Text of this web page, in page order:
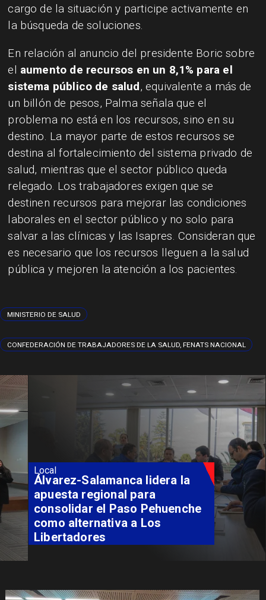
cargo de la situación y participe activamente en
la búsqueda de soluciones.
En relación al anuncio del presidente Boric sobre
el aumento de recursos en un 8,1% para el
sistema público de salud, equivalente a más de
un billón de pesos, Palma señala que el
problema no está en los recursos, sino en su
destino. La mayor parte de estos recursos se
destina al fortalecimiento del sistema privado de
salud, mientras que el sector público queda
relegado. Los trabajadores exigen que se
destinen recursos para mejorar las condiciones
laborales en el sector público y no solo para
salvar a las clínicas y las Isapres. Consideran que
es necesario que los recursos lleguen a la salud
pública y mejoren la atención a los pacientes.
MINISTERIO DE SALUD
CONFEDERACIÓN DE TRABAJADORES DE LA SALUD, FENATS NACIONAL
Local
Álvarez-Salamanca lidera la
apuesta regional para
consolidar el Paso Pehuenche
como alternativa a Los
Libertadores